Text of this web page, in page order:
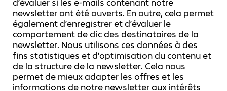
d’évaluer si les e-mails contenant notre
newsletter ont été ouverts. En outre, cela permet
également d’enregistrer et d’évaluer le
comportement de clic des destinataires de la
newsletter. Nous utilisons ces données à des
fins statistiques et d’optimisation du contenu et
de la structure de la newsletter. Cela nous
permet de mieux adapter les offres et les
informations de notre newsletter aux intérêts